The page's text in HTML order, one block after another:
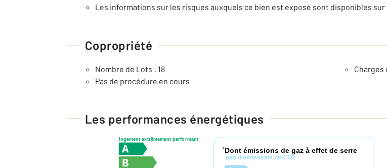
Les informations sur les risques auxquels ce bien est exposé sont disponibles sur
Copropriété
Nombre de Lots : 18
Charges
Pas de procédure en cours
Les performances énergétiques
logement extrêmement performant
* Dont émissions de gaz à effet de serre
peu d'émissions de CO2